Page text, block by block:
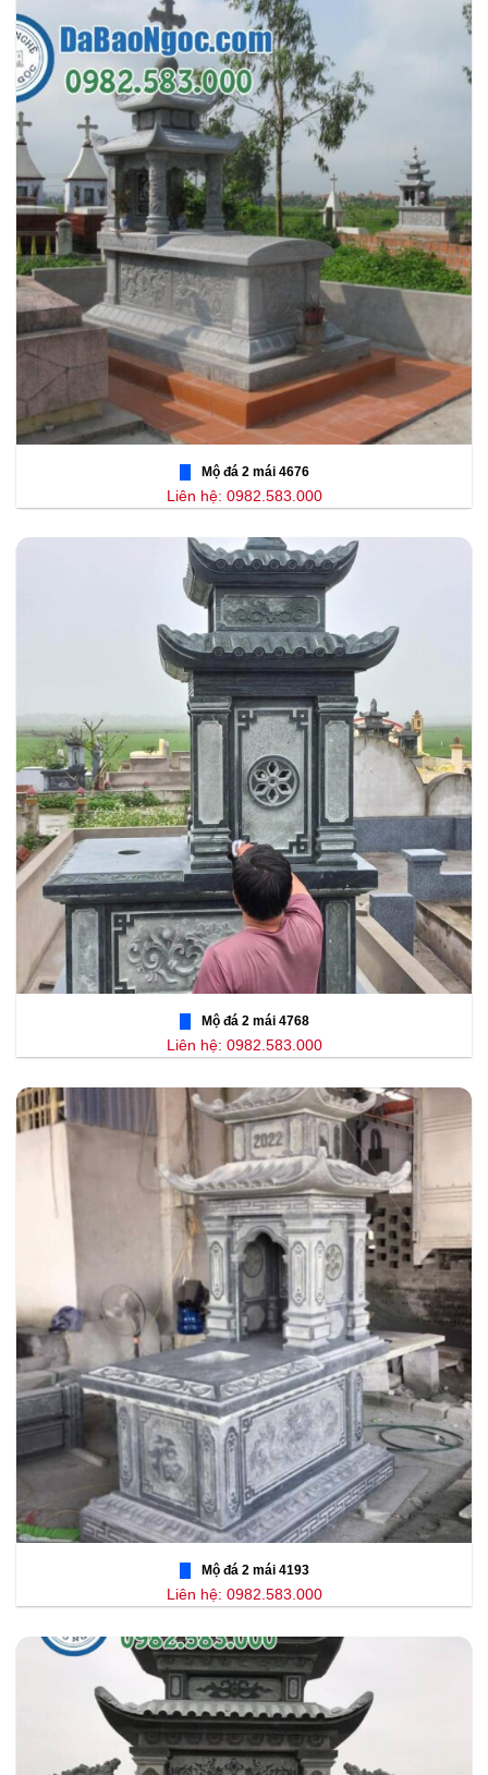
Mộ đá 2 mái 4676
Liên hệ: 0982.583.000
Mộ đá 2 mái 4768
Liên hệ: 0982.583.000
Mộ đá 2 mái 4193
Liên hệ: 0982.583.000